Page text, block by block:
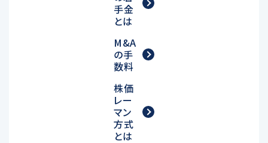
手金
とは
M&A
の手
数料
株価
レー
マン
方式
とは